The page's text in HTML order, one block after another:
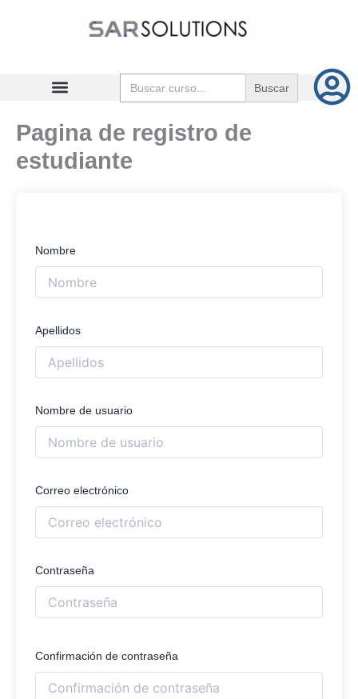
Buscar:
Pagina de registro de
estudiante
Nombre
Apellidos
Nombre de usuario
Correo electrónico
Contraseña
Confirmación de contraseña